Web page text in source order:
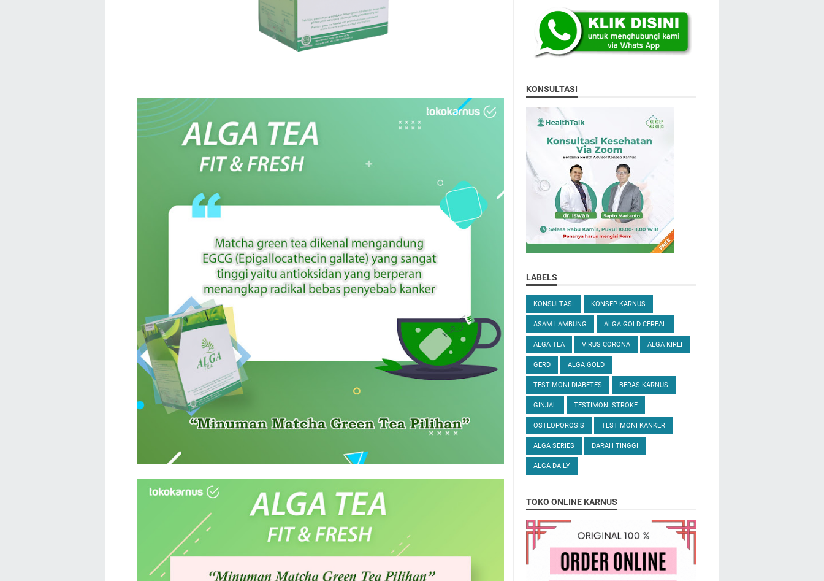
KONSULTASI
LABELS
KONSULTASI KONSEP KARNUS
ASAM LAMBUNG ALGA GOLD CEREAL
ALGA TEA VIRUS CORONA ALGA KIREI
GERD ALGA GOLD
TESTIMONI DIABETES BERAS KARNUS
GINJAL TESTIMONI STROKE
OSTEOPOROSIS TESTIMONI KANKER
ALGA SERIES DARAH TINGGI
ALGA DAILY
TOKO ONLINE KARNUS